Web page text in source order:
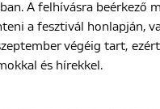
A felhívásra beérkező
a fesztivál honlapján,
végéig tart,
és hírekkel.